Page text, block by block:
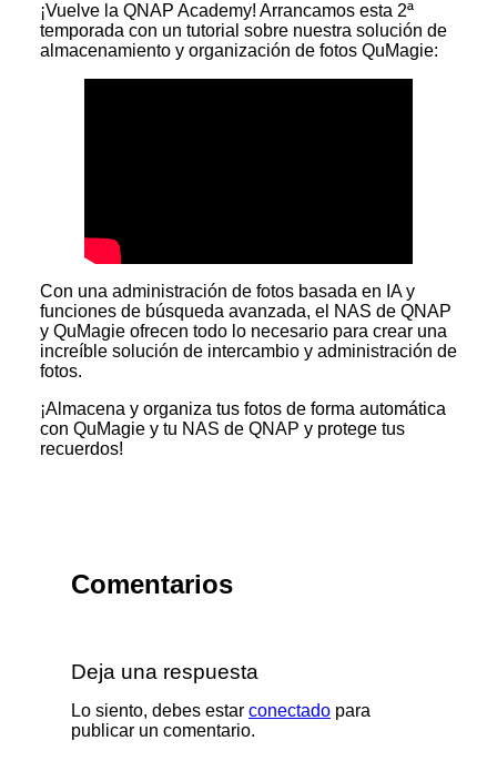
¡Vuelve la QNAP Academy! Arrancamos esta 2ª
temporada con un tutorial sobre nuestra solución de
almacenamiento y organización de fotos QuMagie:
Con una administración de fotos basada en IA y
funciones de búsqueda avanzada, el NAS de QNAP
y QuMagie ofrecen todo lo necesario para crear una
increíble solución de intercambio y administración de
fotos.
¡Almacena y organiza tus fotos de forma automática
con QuMagie y tu NAS de QNAP y protege tus
recuerdos!
Comentarios
Deja una respuesta
Lo siento, debes estar conectado para
publicar un comentario.